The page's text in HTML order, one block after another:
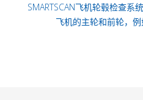
SMARTSCAN飞机轮毂检查系
飞机的主轮和前轮，